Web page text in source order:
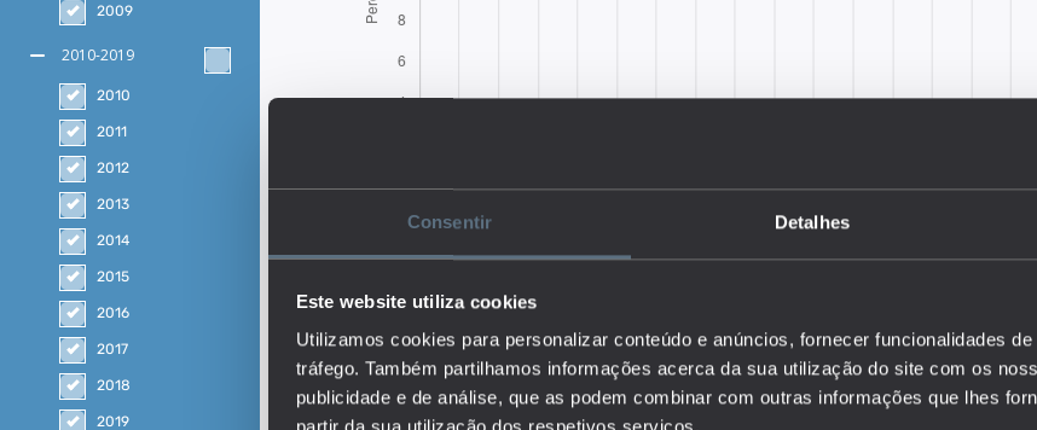
Consentir Detalhes
Este website utiliza cookies
Utilizamos cookies para personalizar conteúdo e anúncios, fornecer funcionalidades
tráfego. Também partilhamos informações acerca da sua utilização do site com os
publicidade e de análise, que as podem combinar com outras informações que lhes
2009
2010-2019
2010
2011
2012
2013
2014
2015
2016
2017
2018
2019
Descrição:
O indicador representa a relação entre a população de jovens não empregados que não
estão em educação ou formação e a população total por sexo, grupo etário e nível de